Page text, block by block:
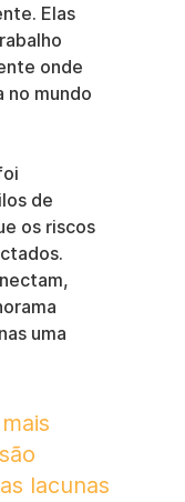
Elas
onde
no mundo
de
os riscos
uma
lacunas